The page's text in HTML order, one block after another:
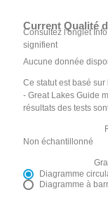
Current Qualité
Consultez l'onglet
signifient
Aucune donnée
Ce statut est basé
- Great Lakes Guide
résultats des tests
Non échantillonné
Diagramme
Diagramme à